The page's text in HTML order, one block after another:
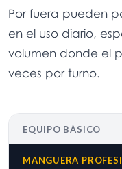
Por fuera pueden
en el uso diario,
volumen donde el
veces por turno.
EQUIPO BÁSICO
MANGUERA